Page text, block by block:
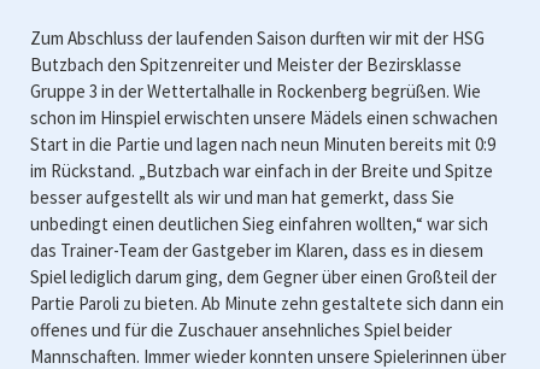
Zum Abschluss der laufenden Saison durften wir mit der HSG
Butzbach den Spitzenreiter und Meister der Bezirsklasse
Gruppe 3 in der Wettertalhalle in Rockenberg begrüßen. Wie
schon im Hinspiel erwischten unsere Mädels einen schwachen
Start in die Partie und lagen nach neun Minuten bereits mit 0:9
im Rückstand. „Butzbach war einfach in der Breite und Spitze
besser aufgestellt als wir und man hat gemerkt, dass Sie
unbedingt einen deutlichen Sieg einfahren wollten,“ war sich
das Trainer-Team der Gastgeber im Klaren, dass es in diesem
Spiel lediglich darum ging, dem Gegner über einen Großteil der
Partie Paroli zu bieten. Ab Minute zehn gestaltete sich dann ein
offenes und für die Zuschauer ansehnliches Spiel beider
Mannschaften. Immer wieder konnten unsere Spielerinnen über